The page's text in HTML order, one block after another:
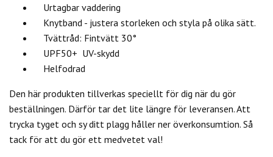
Urtagbar vaddering
Knytband - justera storleken och styla på olika sätt.
Tvättråd: Fintvätt 30°
UPF50+ UV-skydd
Helfodrad
Den här produkten tillverkas speciellt för dig när du gör
beställningen. Därför tar det lite längre för leveransen. Att
trycka tyget och sy ditt plagg håller ner överkonsumtion. Så
tack för att du gör ett medvetet val!